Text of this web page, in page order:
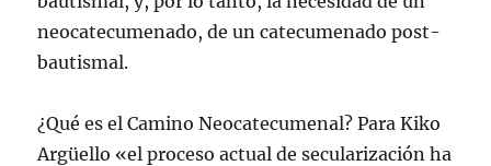
neocatecumenado, de un catecumenado post-
bautismal.
¿Qué es el Camino Neocatecumenal? Para Kiko
Argüello «el proceso actual de secularización ha